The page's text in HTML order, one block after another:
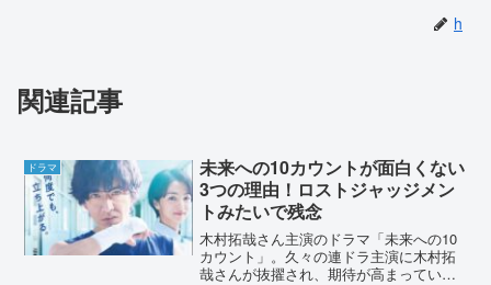
h
関連記事
ドラマ
未来への10カウントが面白くない
3つの理由！ロストジャッジメン
トみたいで残念
木村拓哉さん主演のドラマ「未来への10
カウント」。久々の連ドラ主演に木村拓
哉さんが抜擢され、期待が高まっていま